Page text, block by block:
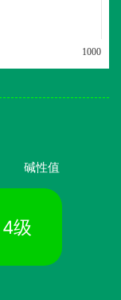
1000
碱性值
4级